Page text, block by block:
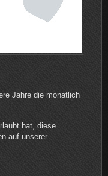
Jahre die monatlich
hat, diese
auf unserer